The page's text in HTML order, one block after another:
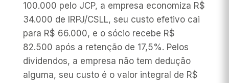
100.000 pelo JCP, a empresa economiza R$
34.000 de IRPJ/CSLL, seu custo efetivo cai
para R$ 66.000, e o sócio recebe R$
82.500 após a retenção de 17,5%. Pelos
dividendos, a empresa não tem dedução
alguma, seu custo é o valor integral de R$